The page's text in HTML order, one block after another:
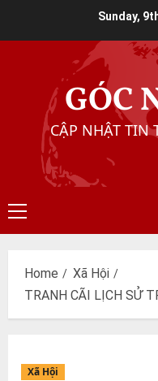
Sunday,
GÓC
CẬP NHẬT TIN
Primary
Menu
Home
Xã Hội
TRANH CÃI LỊCH SỬ
Xã Hội